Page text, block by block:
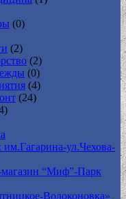
(0)
(2)
(2)
(0)
(4)
(24)
ул.Чехова-
“Миф”-Парк
Волоконовка»